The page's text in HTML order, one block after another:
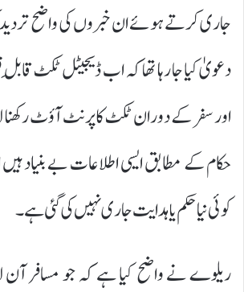
جاری کرتے ہوئے ان خبروں کی واضح
دعویٰ کیا جا رہا تھا کہ اب ڈیجیٹل ٹکٹ
اور سفر کے دوران ٹکٹ کا پرنٹ آؤٹ
حکام کے مطابق ایسی اطلاعات بے بنیاد
کوئی نیا حکم یا ہدایت جاری نہیں کی گئی ہے۔
ریلوے نے واضح کیا ہے کہ جو مسافر